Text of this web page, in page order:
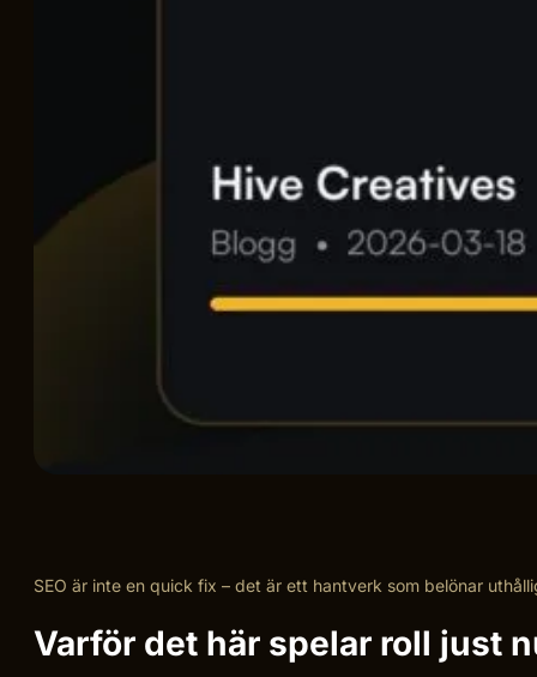
SEO är inte en quick fix – det är ett hantverk som belönar
Varför det här spelar roll just